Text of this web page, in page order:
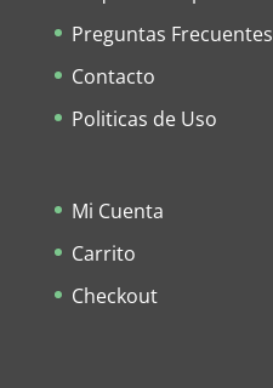
Preguntas Frecuentes
Contacto
Politicas de Uso
Mi Cuenta
Carrito
Checkout